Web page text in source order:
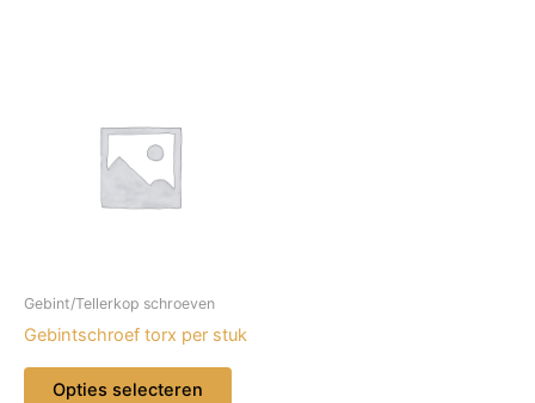
Gebint/Tellerkop schroeven
Gebintschroef torx per stuk
Opties selecteren
Dit